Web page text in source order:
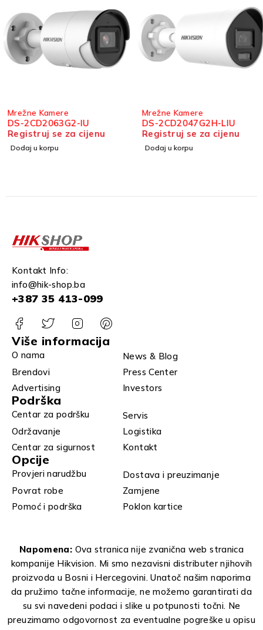
Mrežne Kamere
DS-2CD2063G2-IU
Registruj se za cijenu
Dodaj u korpu
Mrežne Kamere
DS-2CD2047G2H-LIU
Registruj se za cijenu
Dodaj u korpu
Kontakt Info:
info@hik-shop.ba
+387 35 413-099
Više informacija
O nama
News & Blog
Brendovi
Press Center
Advertising
Investors
Podrška
Centar za podršku
Servis
Održavanje
Logistika
Centar za sigurnost
Kontakt
Opcije
Provjeri narudžbu
Dostava i preuzimanje
Povrat robe
Zamjene
Pomoć i podrška
Poklon kartice
Napomena: Ova stranica nije zvanična web stranica
kompanije Hikvision. Mi smo nezavisni distributer njihovih
proizvoda u Bosni i Hercegovini. Unatoč našim naporima
da pružimo tačne informacije, ne možemo garantirati da
su svi navedeni podaci i slike u potpunosti točni. Ne
preuzimamo odgovornost za eventualne pogreške u opisu